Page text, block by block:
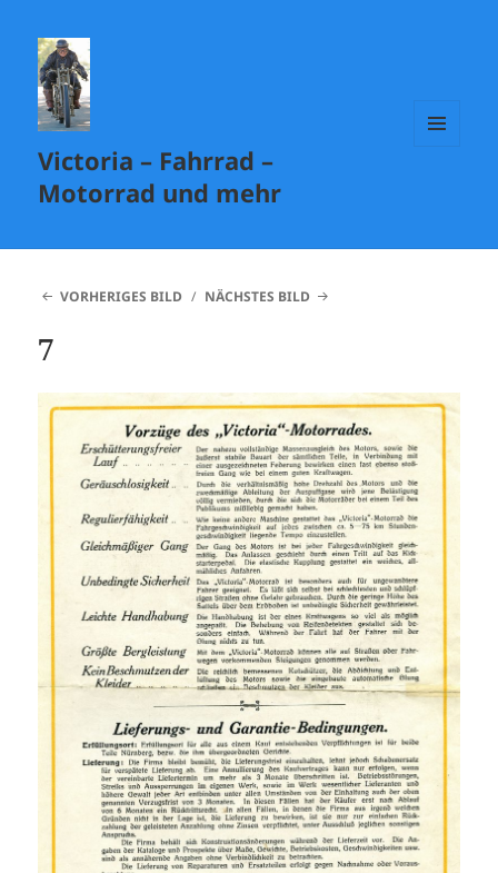
Victoria – Fahrrad –
Motorrad und mehr
VORHERIGES BILD NÄCHSTES BILD
7